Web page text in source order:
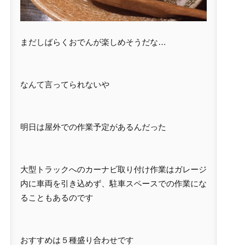
まだしばらくおでんが楽しめそうだな…
なんて言ってられないや
明日は屋外での作業予定があるんだった
大型トラックへのカーナビ取り付け作業はガレージ
内に車両を引き込めず、駐車スペースでの作業にな
ることもあるのです
おすすめは５種盛り合わせです